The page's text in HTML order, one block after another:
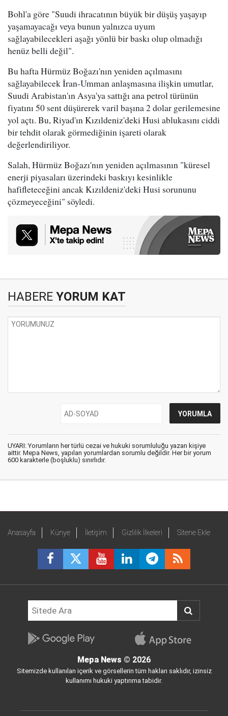
Bohl'a göre "Suudi ihracatının büyük bir düşüş yaşayıp
yaşamayacağı veya bunun yalnızca uyum
sağlayabilecekleri aşağı yönlü bir baskı olup olmadığı
henüz belli değil".
Bu hafta Hürmüz Boğazı'nın yeniden açılmasını
sağlayabilecek İran-Umman anlaşmasına ilişkin umutlar,
Suudi Arabistan'ın Asya'ya sattığı ana petrol türünün
fiyatını 50 sent düşürerek varil başına 2 dolar gerilemesine
yol açtı. Bu, Riyad'ın Kızıldeniz'deki Husi ablukasını ciddi
bir tehdit olarak görmediğinin işareti olarak
değerlendiriliyor.
Salah, Hürmüz Boğazı'nın yeniden açılmasının "küresel
enerji piyasaları üzerindeki baskıyı kesinlikle
hafifleteceğini ancak Kızıldeniz'deki Husi sorununu
çözmeyeceğini" söyledi.
HABERE YORUM KAT
UYARI: Yorumların her türlü cezai ve hukuki sorumluluğu yazan kişiye
aittir. Mepa News, yapılan yorumlardan sorumlu değildir. Her bir yorum
600 karakterle (boşluklu) sınırlıdır.
Anasayfa Künye İletişim Gizlilik İlkeleri Sitene Ekle
Mepa News © 2026
Sitemizde kullanılan içerik ve görsellerin tüm hakları saklıdır, izinsiz
kullanımı hukuki yaptırıma tabidir.